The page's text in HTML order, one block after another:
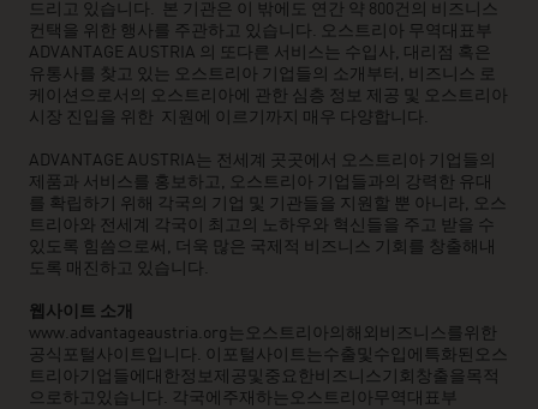
드리고 있습니다. 본 기관은 이 밖에도 연간 약 800건의 비즈니스
컨택을 위한 행사를 주관하고 있습니다. 오스트리아 무역대표부
ADVANTAGE AUSTRIA 의 또다른 서비스는 수입사, 대리점 혹은
유통사를 찾고 있는 오스트리아 기업들의 소개부터, 비즈니스 로
케이션으로서의 오스트리아에 관한 심층 정보 제공 및 오스트리아
시장 진입을 위한 지원에 이르기까지 매우 다양합니다.
ADVANTAGE AUSTRIA는 전세계 곳곳에서 오스트리아 기업들의
제품과 서비스를 홍보하고, 오스트리아 기업들과의 강력한 유대
를 확립하기 위해 각국의 기업 및 기관들을 지원할 뿐 아니라, 오스
트리아와 전세계 각국이 최고의 노하우와 혁신들을 주고 받을 수
있도록 힘씀으로써, 더욱 많은 국제적 비즈니스 기회를 창출해내
도록 매진하고 있습니다.
웹사이트 소개
www.advantageaustria.org는오스트리아의해외비즈니스를위한
공식포털사이트입니다. 이포털사이트는수출및수입에특화된오스
트리아기업들에대한정보제공및중요한비즈니스기회창출을목적
으로하고있습니다. 각국에주재하는오스트리아무역대표부